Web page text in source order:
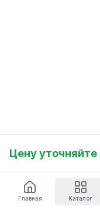
Цену уточняйте
Главная Каталог